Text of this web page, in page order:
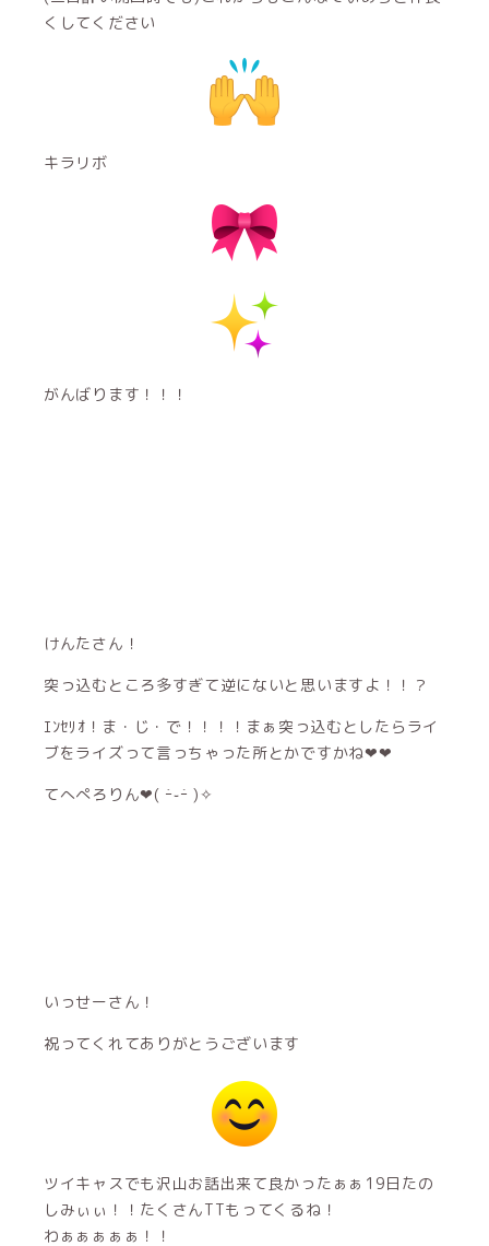
くしてください
キラリボ
がんばります！！！
けんたさん！
突っ込むところ多すぎて逆にないと思いますよ！！？
ｴﾝｾﾘｵ！ま・じ・で！！！！まぁ突っ込むとしたらライ
ブをライズって言っちゃった所とかですかね❤❤
てへぺろりん❤( ｰ̀֊ｰ́ )✧
いっせーさん！
祝ってくれてありがとうございます
ツイキャスでも沢山お話出来て良かったぁぁ19日たの
しみぃぃ！！たくさんTTもってくるね！
わぁぁぁぁぁ！！